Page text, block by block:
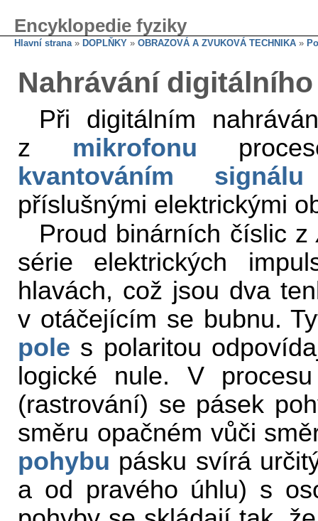
Encyklopedie fyziky
Hlavní strana» DOPLŇKY » OBRAZOVÁ A ZVUKOVÁ TECHNIKA »
Nahrávání
Při digitálním
z mikrofonu
kvantováním signálu
příslušnými elektrickými
Proud binárních číslic z
série elektrických
hlavách, což jsou dva
v otáčejícím se bubnu.
pole s polaritou
logické nule. V
(rastrování) se pásek
směru opačném vůči
pohybu pásku svírá
a od pravého úhlu) s